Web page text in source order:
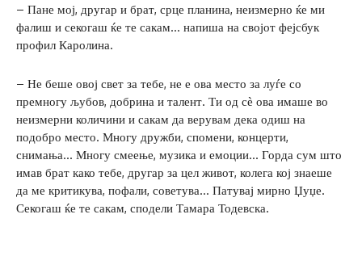
– Пане мој, другар и брат, срце планина, неизмерно ќе ми
фалиш и секогаш ќе те сакам… напиша на својот фејсбук
профил Каролина.
– Не беше овој свет за тебе, не е ова место за луѓе со
премногу љубов, добрина и талент. Ти од сѐ ова имаше во
неизмерни количини и сакам да верувам дека одиш на
подобро место. Многу дружби, спомени, концерти,
снимања… Многу смеење, музика и емоции… Горда сум што
имав брат како тебе, другар за цел живот, колега кој знаеше
да ме критикува, пофали, советува… Патувај мирно Џуџе.
Секогаш ќе те сакам, сподели Тамара Тодевска.